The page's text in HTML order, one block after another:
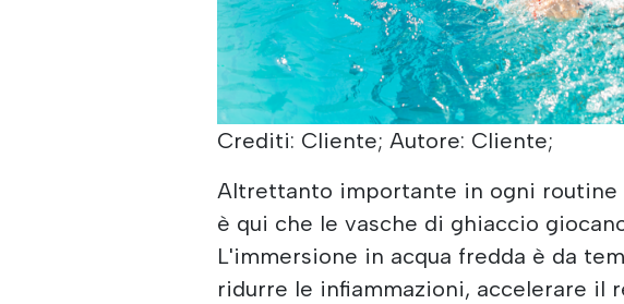
Crediti: Cliente; Autore: Cliente;
Altrettanto importante in ogni routine
è qui che le vasche di ghiaccio
L'immersione in acqua fredda è da
ridurre le infiammazioni, accelerare il